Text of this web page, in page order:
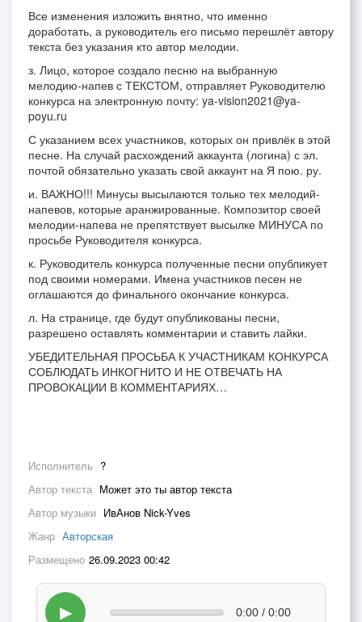
Все изменения изложить внятно, что именно
доработать, а руководитель его письмо перешлёт автору
текста без указания кто автор мелодии.
з. Лицо, которое создало песню на выбранную
мелодию-напев с ТЕКСТОМ, отправляет Руководителю
конкурса на электронную почту: ya-vision2021@ya-
poyu.ru
С указанием всех участников, которых он привлёк в этой
песне. На случай расхождений аккаунта (логина) с эл.
почтой обязательно указать свой аккаунт на Я пою. ру.
и. ВАЖНО!!! Минусы высылаются только тех мелодий-
напевов, которые аранжированные. Композитор своей
мелодии-напева не препятствует высылке МИНУСА по
просьбе Руководителя конкурса.
к. Руководитель конкурса полученные песни опубликует
под своими номерами. Имена участников песен не
оглашаются до финального окончание конкурса.
л. На странице, где будут опубликованы песни,
разрешено оставлять комментарии и ставить лайки.
УБЕДИТЕЛЬНАЯ ПРОСЬБА К УЧАСТНИКАМ КОНКУРСА
СОБЛЮДАТЬ ИНКОГНИТО И НЕ ОТВЕЧАТЬ НА
ПРОВОКАЦИИ В КОММЕНТАРИЯХ…
Исполнитель ?
Автор текста Может это ты автор текста
Автор музыки ИвАнов Nick-Yves
Жанр Авторская
Размещено 26.09.2023 00:42
▶ 0:00 / 0:00